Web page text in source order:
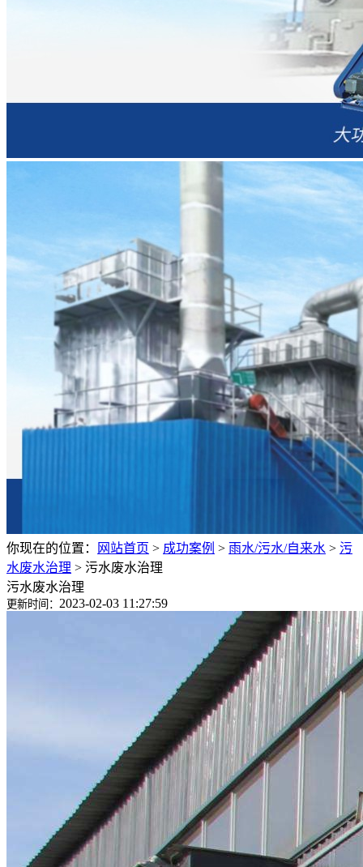
你现在的位置： 网站首页 > 成功案例 > 雨水/污水/自来水 > 污
水废水治理 > 污水废水治理
污水废水治理
更新时间： 2023-02-03 11:27:59